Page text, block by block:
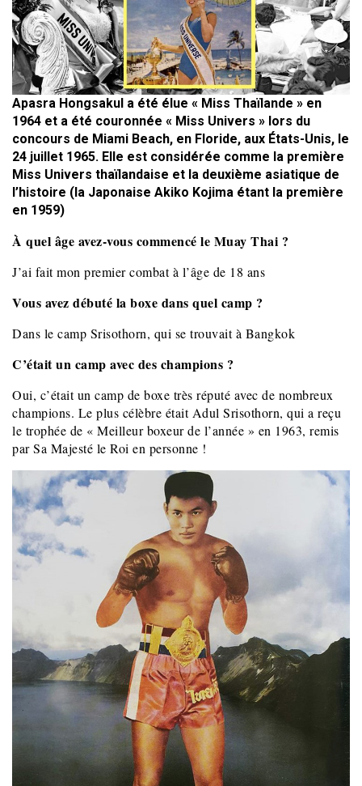
Apasra Hongsakul a été élue « Miss Thaïlande » en
1964 et a été couronnée « Miss Univers » lors du
concours de Miami Beach, en Floride, aux États-Unis, le
24 juillet 1965. Elle est considérée comme la première
Miss Univers thaïlandaise et la deuxième asiatique de
l’histoire (la Japonaise Akiko Kojima étant la première
en 1959)
À quel âge avez-vous commencé le Muay Thai ?
J’ai fait mon premier combat à l’âge de 18 ans
Vous avez débuté la boxe dans quel camp ?
Dans le camp Srisothorn, qui se trouvait à Bangkok
C’était un camp avec des champions ?
Oui, c’était un camp de boxe très réputé avec de nombreux
champions. Le plus célèbre était Adul Srisothorn, qui a reçu
le trophée de « Meilleur boxeur de l’année » en 1963, remis
par Sa Majesté le Roi en personne !